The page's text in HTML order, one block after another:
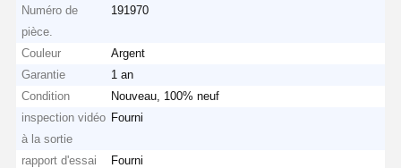
Numéro de
pièce.
191970
Couleur
Argent
Garantie
1 an
Condition
Nouveau, 100% neuf
inspection vidéo
à la sortie
Fourni
rapport d'essai
Fourni